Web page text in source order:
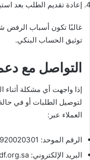
إعادة تقديم الطلب بعد
غالبًا تكون أسباب الرفض
توثيق الحساب البنكي.
التواصل مع
إذا واجهت أي مشكلة أثناء
لتوصيل الطلبات أو في
العملاء عبر:
الرقم الموحد: 920020301.
البريد الإلكتروني: care@hrdf.org.sa.